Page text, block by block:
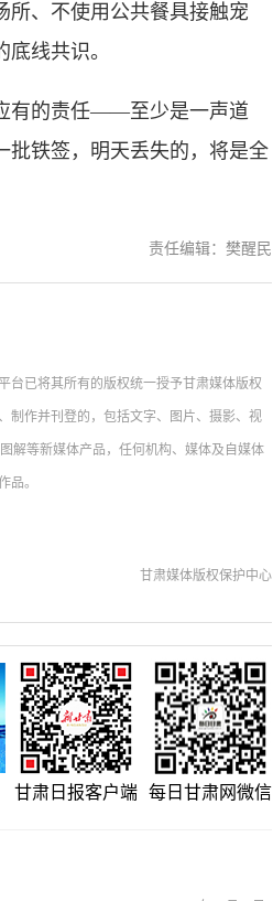
所、不使用公共餐具接触宠
线共识。
有的责任——至少是一声道
批铁签，明天丢失的，将是全
责任编辑：樊醒民
台已将其所有的版权统一授予甘肃媒体版权
制作并刊登的，包括文字、图片、摄影、视
解等新媒体产品，任何机构、媒体及自媒体
品。
甘肃媒体版权保护中心
甘肃日报客户端 每日甘肃网微信